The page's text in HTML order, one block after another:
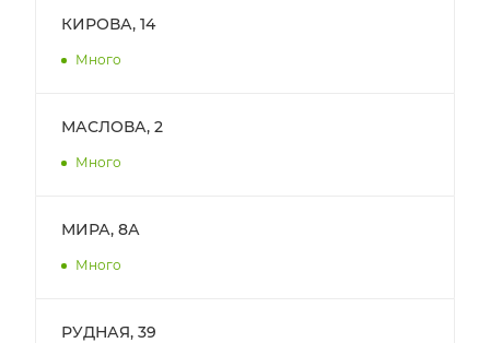
КИРОВА, 14
Много
МАСЛОВА, 2
Много
МИРА, 8А
Много
РУДНАЯ, 39